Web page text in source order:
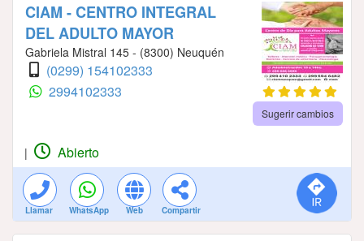
CIAM - CENTRO INTEGRAL
DEL ADULTO MAYOR
Gabriela Mistral 145 - (8300) Neuquén
(0299) 154102333
2994102333
Sugerir cambios
| Abierto
Llamar WhatsApp Web Compartir